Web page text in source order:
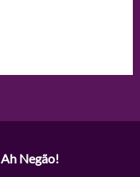
Ah Negão!